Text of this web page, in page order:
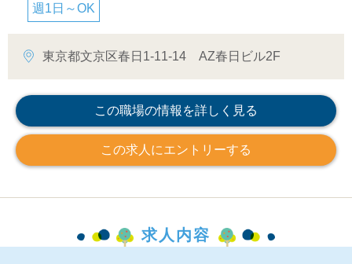
週1日～OK
東京都文京区春日1-11-14 AZ春日ビル2F
この職場の情報を詳しく見る
この求人にエントリーする
求人内容